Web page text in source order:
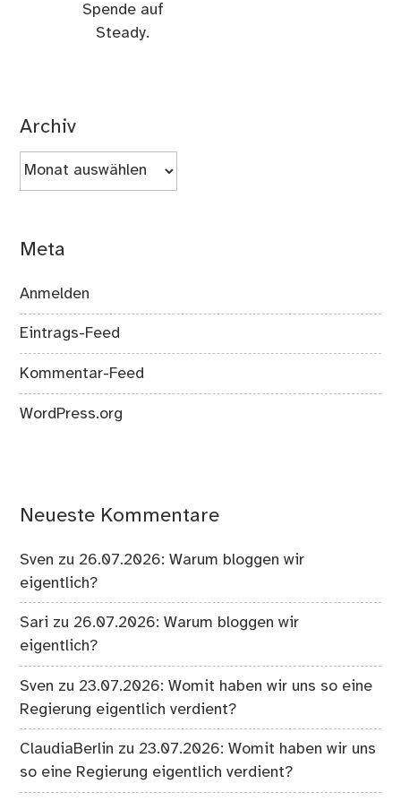
Spende auf
Steady.
Archiv
Archiv
Meta
Anmelden
Eintrags-Feed
Kommentar-Feed
WordPress.org
Neueste Kommentare
Sven zu 26.07.2026: Warum bloggen wir
eigentlich?
Sari zu 26.07.2026: Warum bloggen wir
eigentlich?
Sven zu 23.07.2026: Womit haben wir uns so eine
Regierung eigentlich verdient?
ClaudiaBerlin zu 23.07.2026: Womit haben wir uns
so eine Regierung eigentlich verdient?